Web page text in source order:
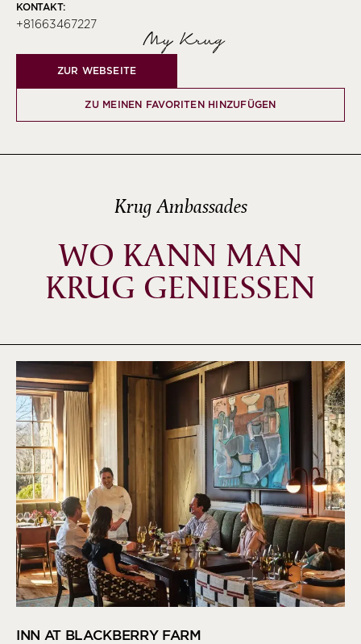
KONTAKT:
+81663467227
My Krug
ZUR WEBSEITE
ZU MEINEN FAVORITEN HINZUFÜGEN
Krug Ambassades
WO KANN MAN
KRUG GENIESSEN
INN AT BLACKBERRY FARM